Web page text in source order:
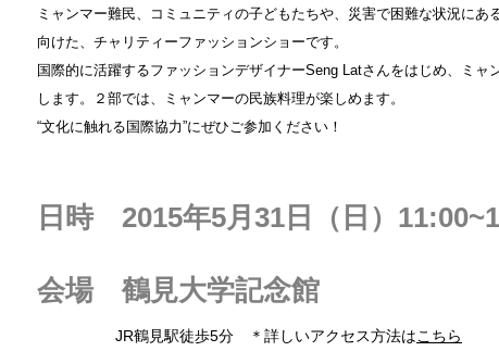
ミャンマー難民、コミュニティの子どもたちや、災害で困難な状況にあ
向けた、チャリティーファッションショーです。
国際的に活躍するファッションデザイナーSeng Latさんをはじめ、ミャ
します。２部では、ミャンマーの民族料理が楽しめます。
“文化に触れる国際協力”にぜひご参加ください！
日時 2015年5月31日（日）
会場 鶴見大学記念館
JR鶴見駅徒歩5分 ＊詳しいアクセス方法はこちら